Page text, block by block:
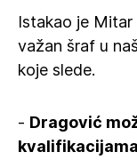
Istakao je
važan šraf u
koje slede.
- Dragović